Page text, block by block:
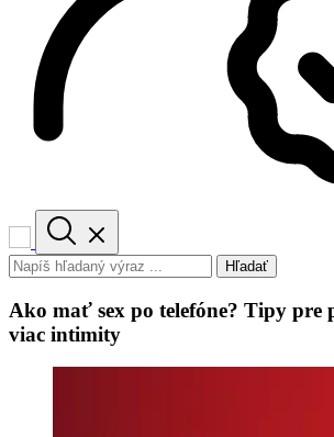
Hľadať
Ako mať sex po telefóne? Tipy pre
viac intimity